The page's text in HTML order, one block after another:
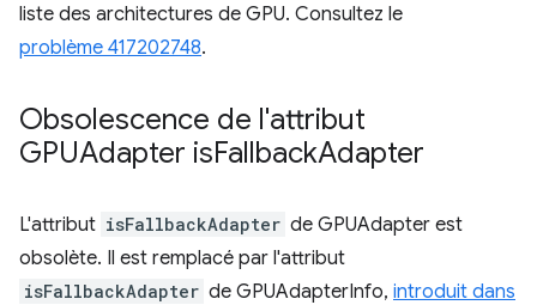
liste des architectures de GPU. Consultez le
problème 417202748.
Obsolescence de l'attribut
GPUAdapter isFallbackAdapter
L'attribut isFallbackAdapter de GPUAdapter est
obsolète. Il est remplacé par l'attribut
isFallbackAdapter de GPUAdapterInfo, introduit dans